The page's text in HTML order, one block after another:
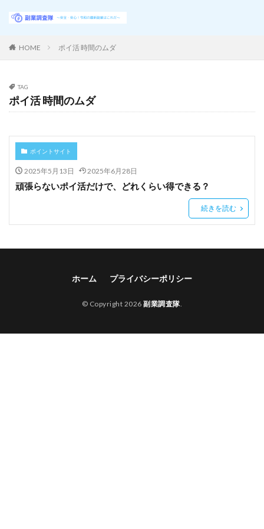
HOME ポイ活 時間のムダ
TAG
ポイ活 時間のムダ
ポイントサイト
2025年5月13日 2025年6月28日
頑張らないポイ活だけで、どれくらい得できる？
続きを読む
ホーム プライバシーポリシー
© Copyright 2026副業調査隊.